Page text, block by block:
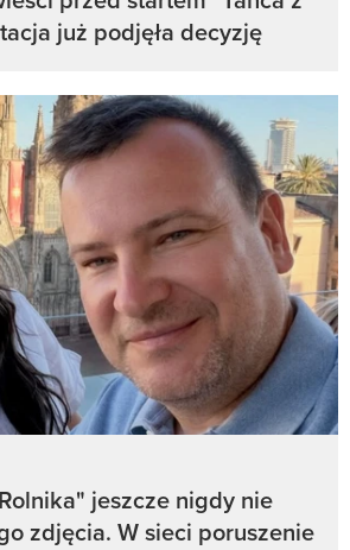
już podjęła decyzję
jeszcze nigdy nie
zdjęcia. W sieci poruszenie